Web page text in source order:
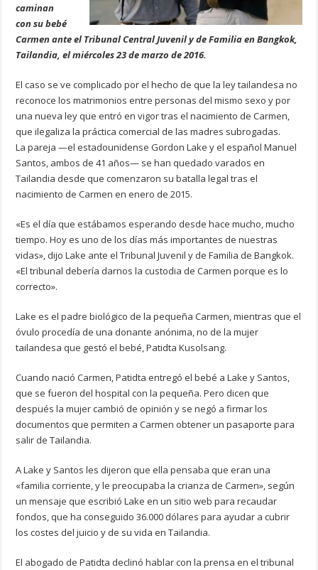
caminan
con su bebé
Carmen ante el Tribunal Central Juvenil y de Familia en Bangkok,
Tailandia, el miércoles 23 de marzo de 2016.
El caso se ve complicado por el hecho de que la ley tailandesa no
reconoce los matrimonios entre personas del mismo sexo y por
una nueva ley que entró en vigor tras el nacimiento de Carmen,
que ilegaliza la práctica comercial de las madres subrogadas.
La pareja —el estadounidense Gordon Lake y el español Manuel
Santos, ambos de 41 años— se han quedado varados en
Tailandia desde que comenzaron su batalla legal tras el
nacimiento de Carmen en enero de 2015.
«Es el día que estábamos esperando desde hace mucho, mucho
tiempo. Hoy es uno de los días más importantes de nuestras
vidas», dijo Lake ante el Tribunal Juvenil y de Familia de Bangkok.
«El tribunal debería darnos la custodia de Carmen porque es lo
correcto».
Lake es el padre biológico de la pequeña Carmen, mientras que el
óvulo procedía de una donante anónima, no de la mujer
tailandesa que gestó el bebé, Patidta Kusolsang.
Cuando nació Carmen, Patidta entregó el bebé a Lake y Santos,
que se fueron del hospital con la pequeña. Pero dicen que
después la mujer cambió de opinión y se negó a firmar los
documentos que permiten a Carmen obtener un pasaporte para
salir de Tailandia.
A Lake y Santos les dijeron que ella pensaba que eran una
«familia corriente, y le preocupaba la crianza de Carmen», según
un mensaje que escribió Lake en un sitio web para recaudar
fondos, que ha conseguido 36.000 dólares para ayudar a cubrir
los costes del juicio y de su vida en Tailandia.
El abogado de Patidta declinó hablar con la prensa en el tribunal